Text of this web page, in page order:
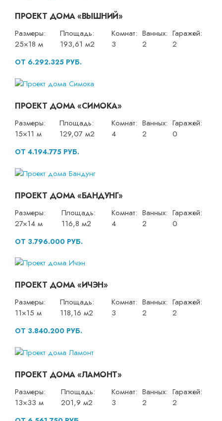
ПРОЕКТ ДОМА «ВЫШНИЙ»
Размеры:
25×18 м
Площадь:
193,61 м2
Комнат:
3
Ванных:
2
Гаражей:
2
ОТ 6.292.325 РУБ.
ПРОЕКТ ДОМА «СИМОКА»
Размеры:
15×11 м
Площадь:
129,07 м2
Комнат:
4
Ванных:
2
Гаражей:
0
ОТ 4.194.775 РУБ.
ПРОЕКТ ДОМА «БАНДУНГ»
Размеры:
27×14 м
Площадь:
116,8 м2
Комнат:
4
Ванных:
2
Гаражей:
0
ОТ 3.796.000 РУБ.
ПРОЕКТ ДОМА «ИЧЭН»
Размеры:
11×15 м
Площадь:
118,16 м2
Комнат:
3
Ванных:
2
Гаражей:
2
ОТ 3.840.200 РУБ.
ПРОЕКТ ДОМА «ЛАМОНТ»
Размеры:
13×33 м
Площадь:
201,9 м2
Комнат:
3
Ванных:
2
Гаражей:
2